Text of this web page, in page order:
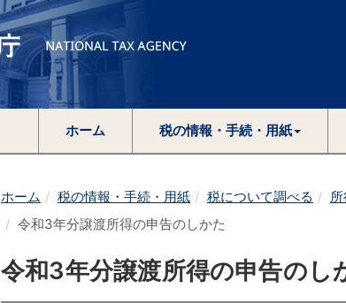
ホーム 税の情報・手続・用紙
ホーム 税の情報・手続・用紙 税について調べる
令和3年分譲渡所得の申告のしかた
令和3年分譲渡所得の申告のし